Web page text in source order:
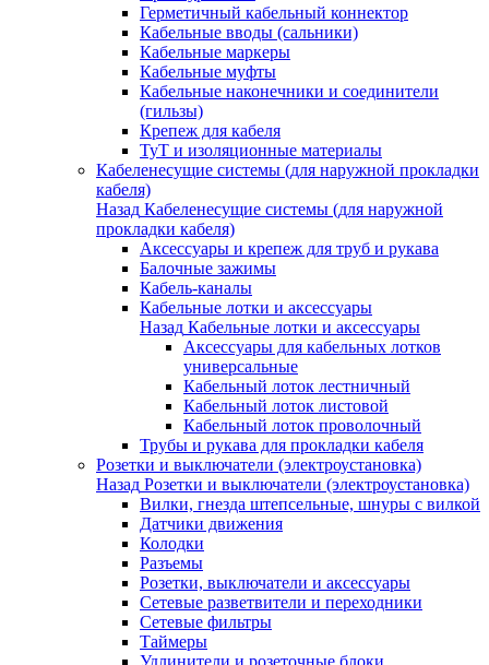
Герметичный кабельный коннектор
Кабельные вводы (сальники)
Кабельные маркеры
Кабельные муфты
Кабельные наконечники и соединители
(гильзы)
Крепеж для кабеля
ТуТ и изоляционные материалы
Кабеленесущие системы (для наружной прокладки
кабеля)
Назад Кабеленесущие системы (для наружной
прокладки кабеля)
Аксессуары и крепеж для труб и рукава
Балочные зажимы
Кабель-каналы
Кабельные лотки и аксессуары
Назад Кабельные лотки и аксессуары
Аксессуары для кабельных лотков
универсальные
Кабельный лоток лестничный
Кабельный лоток листовой
Кабельный лоток проволочный
Трубы и рукава для прокладки кабеля
Розетки и выключатели (электроустановка)
Назад Розетки и выключатели (электроустановка)
Вилки, гнезда штепсельные, шнуры с вилкой
Датчики движения
Колодки
Разъемы
Розетки, выключатели и аксессуары
Сетевые разветвители и переходники
Сетевые фильтры
Таймеры
Удлинители и розеточные блоки